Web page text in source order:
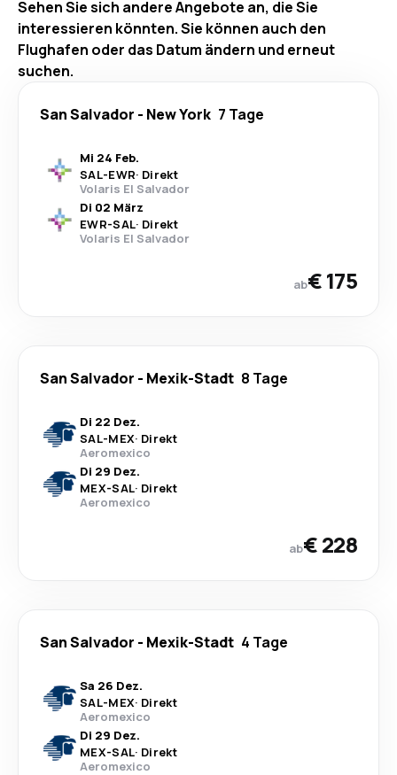
Sehen Sie sich andere Angebote an, die Sie
interessieren könnten. Sie können auch den
Flughafen oder das Datum ändern und erneut
suchen.
San Salvador - New York 7 Tage
Mi 24 Feb.
SAL-EWR· Direkt
Volaris El Salvador
Di 02 März
EWR-SAL· Direkt
Volaris El Salvador
ab€ 175
San Salvador - Mexik-Stadt 8 Tage
Di 22 Dez.
SAL-MEX· Direkt
Aeromexico
Di 29 Dez.
MEX-SAL· Direkt
Aeromexico
ab€ 228
San Salvador - Mexik-Stadt 4 Tage
Sa 26 Dez.
SAL-MEX· Direkt
Aeromexico
Di 29 Dez.
MEX-SAL· Direkt
Aeromexico